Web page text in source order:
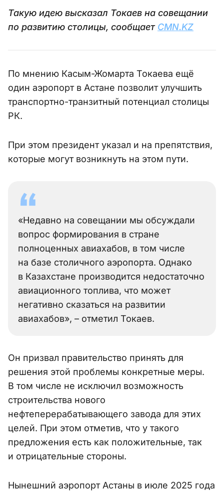
Такую идею высказал Токаев на совещании
по развитию столицы, сообщает CMN.KZ
По мнению Касым-Жомарта Токаева ещё
один аэропорт в Астане позволит улучшить
транспортно-транзитный потенциал столицы
РК.
При этом президент указал и на препятствия,
которые могут возникнуть на этом пути.
«Недавно на совещании мы обсуждали
вопрос формирования в стране
полноценных авиахабов, в том числе
на базе столичного аэропорта. Однако
в Казахстане производится недостаточно
авиационного топлива, что может
негативно сказаться на развитии
авиахабов», – отметил Токаев.
Он призвал правительство принять для
решения этой проблемы конкретные меры.
В том числе не исключил возможность
строительства нового
нефтеперерабатывающего завода для этих
целей. При этом отметив, что у такого
предложения есть как положительные, так
и отрицательные стороны.
Нынешний аэропорт Астаны в июле 2025 года